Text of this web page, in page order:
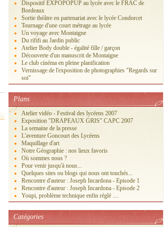
Dispositif EXPOPOPUP au lycée avec le FRAC de
Bordeaux
Sortie théâtre en partenariat avec le lycée Condorcet
Tournage d'une court métrage au lycée
Un voyage avec Montaigne
Du rififi au Jardin public
Atelier Body double - égalité fille / garçon
Découverte d'un manuscrit de Montaigne
Le club cinéma en pleine planification
Vernissage de l'exposition de photographies "Regards sur
soi"
Plans
Atelier vidéo - Festival des lycéens 2007
Exposition "DRAPEAUX GRIS" CAPC 2007
La semaine de la presse
L'aventure Goncourt des Lycéens
Maquillage d'art
Notre Géographie : nos lieux favoris
Où sommes nous ?
Pour venir jusqu'à nous...
Quelques sites ou blogs qui nous ont touchés...
Rencontre d'auteur : Joseph Incardona - Episode 1
Rencontre d'auteur : Joseph Incardona - Episode 2
Youpi, problème technique enfin réglé ....
Catégories